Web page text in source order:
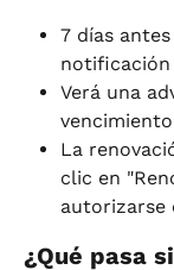
7 días
Verá una
La
clic en
autorizarse
¿Qué pasa